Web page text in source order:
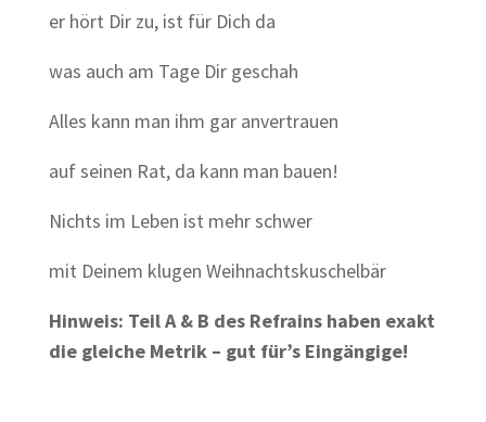
er hört Dir zu, ist für Dich da
was auch am Tage Dir geschah
Alles kann man ihm gar anvertrauen
auf seinen Rat, da kann man bauen!
Nichts im Leben ist mehr schwer
mit Deinem klugen Weihnachtskuschelbär
Hinweis: Teil A & B des Refrains haben exakt
die gleiche Metrik – gut für’s Eingängige!